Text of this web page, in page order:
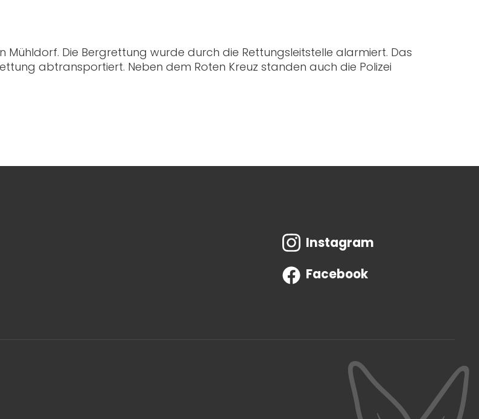
Mühldorf. Die Bergrettung wurde durch die Rettungsleitstelle alarmiert. Das
abtransportiert. Neben dem Roten Kreuz standen auch die Polizei
Instagram
Facebook